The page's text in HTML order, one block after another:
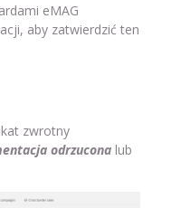
eMAG
aby zatwierdzić ten
zwrotny
odrzucona lub